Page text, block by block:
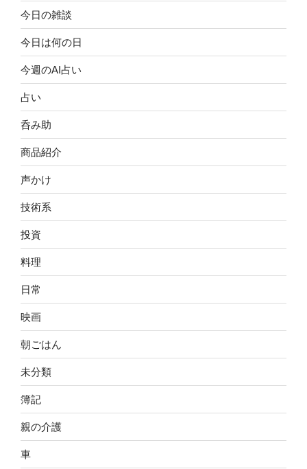
今日の雑談
今日は何の日
今週のAI占い
占い
呑み助
商品紹介
声かけ
技術系
投資
料理
日常
映画
朝ごはん
未分類
簿記
親の介護
車